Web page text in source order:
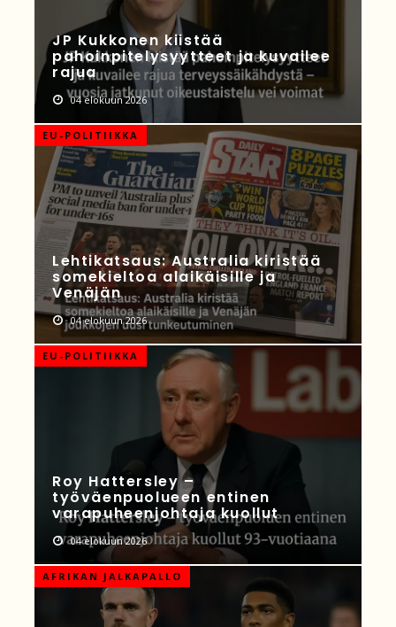
JP Kukkonen kiistää
pahoinpitelysyytteet ja kuvailee
rajua
04 elokuun 2026
EU-POLITIIKKA
Lehtikatsaus: Australia kiristää
somekieltoa alaikäisille ja
Venäjän
04 elokuun 2026
EU-POLITIIKKA
Roy Hattersley –
työväenpuolueen entinen
varapuheenjohtaja kuollut
04 elokuun 2026
AFRIKAN JALKAPALLO